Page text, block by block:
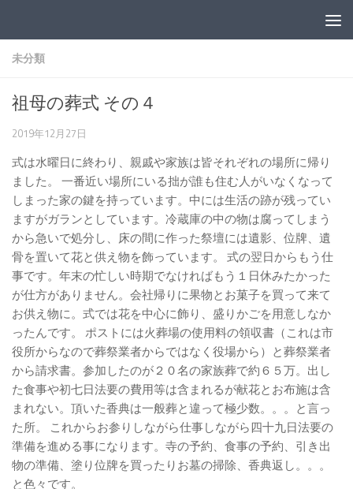
未分類
祖母の葬式 その４
2019年12月27日
式は水曜日に終わり、親戚や家族は皆それぞれの場所に帰り
ました。 一番近い場所にいる拙が誰も住む人がいなくなって
しまった家の鍵を持っています。中には生活の跡が残ってい
ますがガランとしています。冷蔵庫の中の物は腐ってしまう
から急いで処分し、床の間に作った祭壇には遺影、位牌、遺
骨を置いて花と供え物を飾っています。 式の翌日からもう仕
事です。年末の忙しい時期でなければもう１日休みたかった
が仕方がありません。会社帰りに果物とお菓子を買って来て
お供え物に。式では花を中心に飾り、盛りかごを用意しなか
ったんです。 ポストには火葬場の使用料の領収書（これは市
役所からなので葬祭業者からではなく役場から）と葬祭業者
から請求書。参加したのが２０名の家族葬で約６５万。出し
た食事や初七日法要の費用等は含まれるが献花とお布施は含
まれない。頂いた香典は一般葬と違って極少数。。。と言っ
た所。 これからお参りしながら仕事しながら四十九日法要の
準備を進める事になります。寺の予約、食事の予約、引き出
物の準備、塗り位牌を買ったりお墓の掃除、香典返し。。。
と色々です。